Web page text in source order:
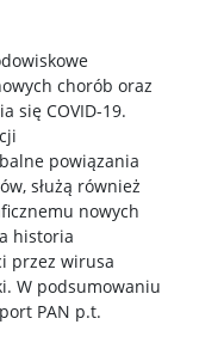
chorób oraz
się COVID-19.
powiązania
służą również
nowych
historia
przez wirusa
W podsumowaniu
PAN p.t.